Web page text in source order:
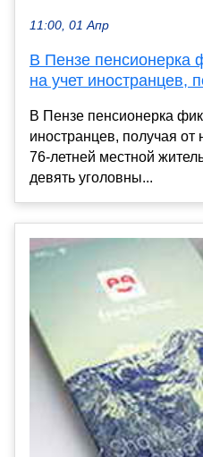
11:00, 01 Апр
В Пензе пенсионерка
на учет иностранцев,
В Пензе пенсионерка
иностранцев, получая
76-летней местной
девять уголовны...